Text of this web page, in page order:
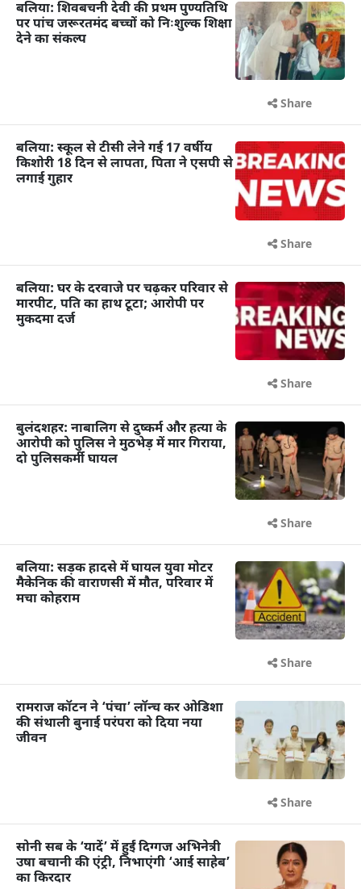
बलिया: शिवबचनी देवी की प्रथम पुण्यतिथि
पर पांच जरूरतमंद बच्चों को निःशुल्क शिक्षा
देने का संकल्प
Share
बलिया: स्कूल से टीसी लेने गई 17 वर्षीय
किशोरी 18 दिन से लापता, पिता ने एसपी से
लगाई गुहार
Share
बलिया: घर के दरवाजे पर चढ़कर परिवार से
मारपीट, पति का हाथ टूटा; आरोपी पर
मुकदमा दर्ज
Share
बुलंदशहर: नाबालिग से दुष्कर्म और हत्या के
आरोपी को पुलिस ने मुठभेड़ में मार गिराया,
दो पुलिसकर्मी घायल
Share
बलिया: सड़क हादसे में घायल युवा मोटर
मैकेनिक की वाराणसी में मौत, परिवार में
मचा कोहराम
Share
रामराज कॉटन ने ‘पंचा’ लॉन्च कर ओडिशा
की संथाली बुनाई परंपरा को दिया नया
जीवन
Share
सोनी सब के ‘यादें’ में हुईं दिग्गज अभिनेत्री
उषा बचानी की एंट्री, निभाएंगी ‘आई साहेब’
का किरदार